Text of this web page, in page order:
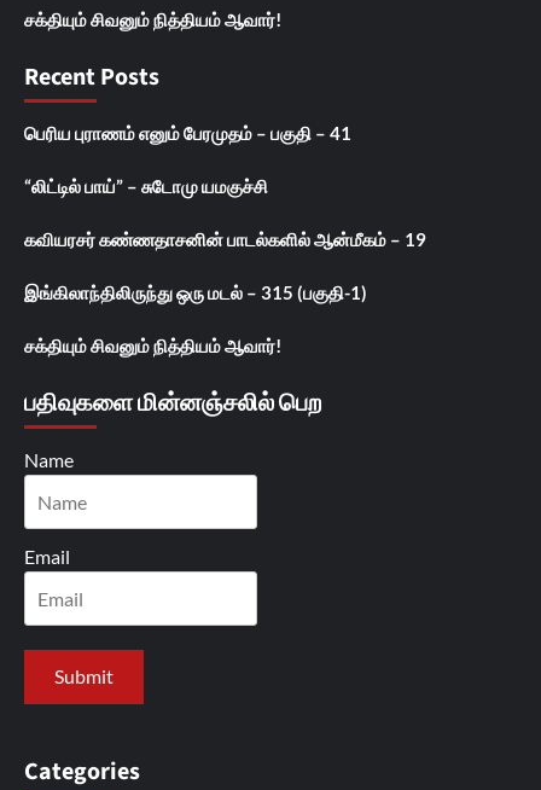
சக்தியும் சிவனும் நித்தியம் ஆவார்!
Recent Posts
பெரிய புராணம் எனும் பேரமுதம் – பகுதி – 41
“லிட்டில் பாய்” – சுடோமு யமகுச்சி
கவியரசர் கண்ணதாசனின் பாடல்களில் ஆன்மீகம் – 19
இங்கிலாந்திலிருந்து ஒரு மடல் – 315 (பகுதி-1)
சக்தியும் சிவனும் நித்தியம் ஆவார்!
பதிவுகளை மின்னஞ்சலில் பெற
Name
Email
Categories